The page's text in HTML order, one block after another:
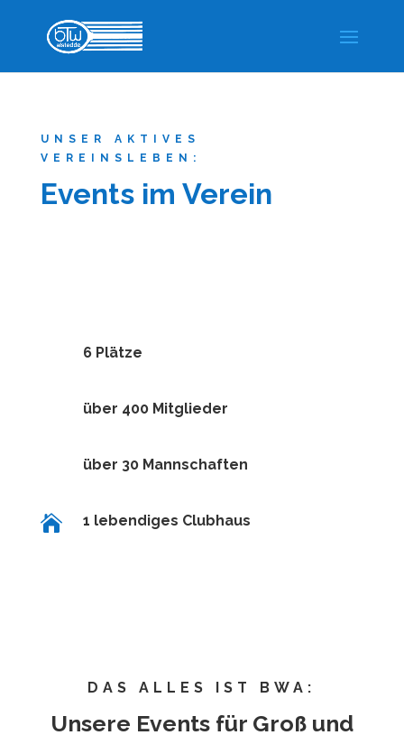
UNSER AKTIVES
VEREINSLEBEN:
Events im Verein
6 Plätze
über 400 Mitglieder
über 30 Mannschaften
 1 lebendiges Clubhaus
DAS ALLES IST BWA:
Unsere Events für Groß und